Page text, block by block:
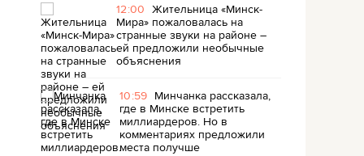
12:00 Жительница «Минск-
Мира» пожаловалась на
странные звуки на районе –
ей предложили необычные
объяснения
10:59 Минчанка рассказала,
где в Минске встретить
миллиардеров. Но в
комментариях предложили
места получше